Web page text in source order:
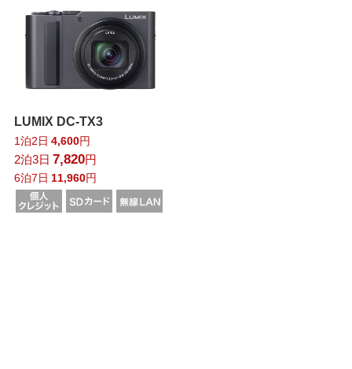
LUMIX DC-TX3
1泊2日 4,600円
2泊3日 7,820円
6泊7日 11,960円